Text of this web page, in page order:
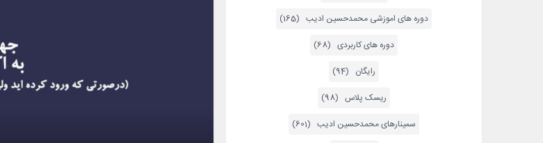
دوره های اموزشی محمدحسین ادیب (165)
دوره های کاربردی (68)
رایگان (94)
ریسک پلاس (98)
سمینارهای محمدحسین ادیب (601)